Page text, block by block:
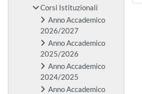
Corsi Istituzionali
Anno Accademico
2026/2027
Anno Accademico
2025/2026
Anno Accademico
2024/2025
Anno Accademico